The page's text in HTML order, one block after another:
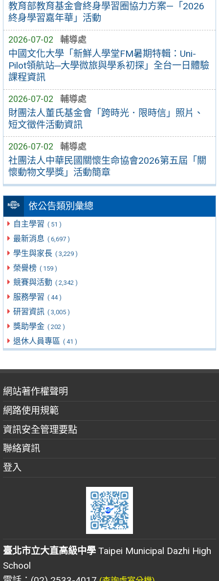
教育部教育基金會終身學習圈協力方案—「2026
終身學習嘉年華」活動
2026-07-02 輔導處
中國文化大學「新鮮人學堂FM暑期特輯：Uni-
Pilot領航站─大學微旅與學系初探」全台一日體驗
課程資訊
2026-07-02 輔導處
財團法人董氏基金會「跨時光．限時信」照片、
短文徵件活動資訊
2026-07-02 輔導處
社團法人中華民國關懷生命協會2026第五屆「關
懷動物文學獎」活動簡章
依公告類別彙總
自主學習 ( 51 )
最新消息 ( 6,697 )
學生與家長 ( 3,229 )
榮譽榜 ( 159 )
競賽與活動 ( 2,342 )
服務學習 ( 44 )
研習資訊 ( 3,005 )
獎助學金 ( 202 )
退休人員專區 ( 41 )
網站著作權聲明
網路使用規範
資訊安全管理要點
聯絡資訊
登入
臺北市立大直高級中學 Taipei Municipal Dazhi High
School